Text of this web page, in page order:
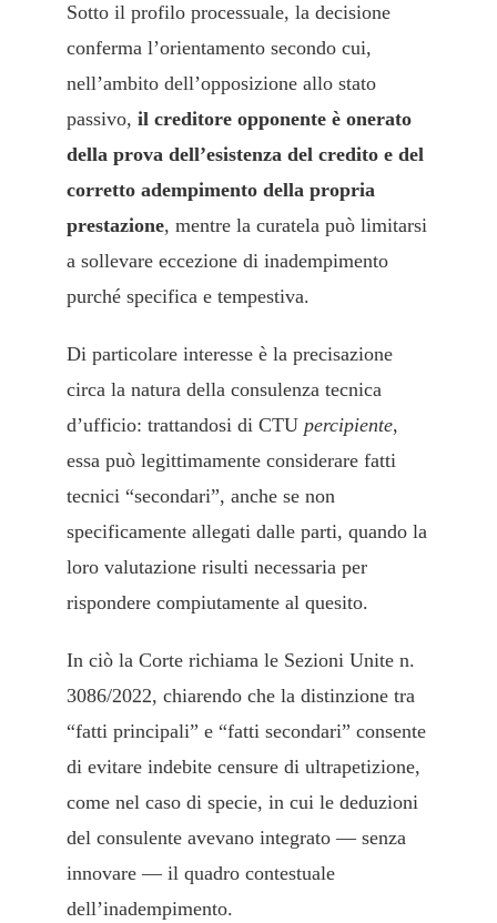
Sotto il profilo processuale, la decisione
conferma l’orientamento secondo cui,
nell’ambito dell’opposizione allo stato
passivo, il creditore opponente è onerato
della prova dell’esistenza del credito e del
corretto adempimento della propria
prestazione, mentre la curatela può limitarsi
a sollevare eccezione di inadempimento
purché specifica e tempestiva.
Di particolare interesse è la precisazione
circa la natura della consulenza tecnica
d’ufficio: trattandosi di CTU percipiente,
essa può legittimamente considerare fatti
tecnici “secondari”, anche se non
specificamente allegati dalle parti, quando la
loro valutazione risulti necessaria per
rispondere compiutamente al quesito.
In ciò la Corte richiama le Sezioni Unite n.
3086/2022, chiarendo che la distinzione tra
“fatti principali” e “fatti secondari” consente
di evitare indebite censure di ultrapetizione,
come nel caso di specie, in cui le deduzioni
del consulente avevano integrato — senza
innovare — il quadro contestuale
dell’inadempimento.